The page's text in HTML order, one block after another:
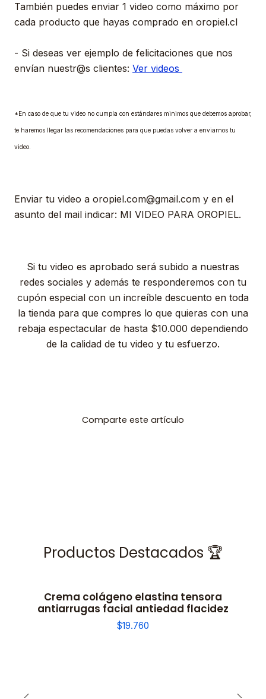
También puedes enviar 1 video como máximo por
cada producto que hayas comprado en oropiel.cl
- Si deseas ver ejemplo de felicitaciones que nos
envían nuestr@s clientes: Ver videos
*En caso de que tu video no cumpla con estándares minimos que debemos aprobar,
te haremos llegar las recomendaciones para que puedas volver a enviarnos tu
video.
Enviar tu video a oropiel.com@gmail.com y en el
asunto del mail indicar: MI VIDEO PARA OROPIEL.
Si tu video es aprobado será subido a nuestras
redes sociales y además te responderemos con tu
cupón especial con un increíble descuento en toda
la tienda para que compres lo que quieras con una
rebaja espectacular de hasta $10.000 dependiendo
de la calidad de tu video y tu esfuerzo.
Comparte este artículo
Productos Destacados 🏆
Crema colágeno elastina tensora
antiarrugas facial antiedad flacidez
$19.760